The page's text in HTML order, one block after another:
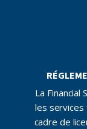
La Financial
les services
cadre de